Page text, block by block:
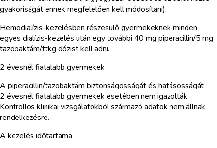
gyakoriságát ennek megfelelően kell módosítani):
Hemodialízis-kezelésben részesülő gyermekeknek minden
egyes dialízis-kezelés után egy további 40 mg piperacillin/5 mg
tazobaktám/ttkg dózist kell adni.
2 évesnél fiatalabb gyermekek
A piperacillin/tazobaktám biztonságosságát és hatásosságát
2 évesnél fiatalabb gyermekek esetében nem igazolták.
Kontrollos klinikai vizsgálatokból származó adatok nem állnak
rendelkezésre.
A kezelés időtartama